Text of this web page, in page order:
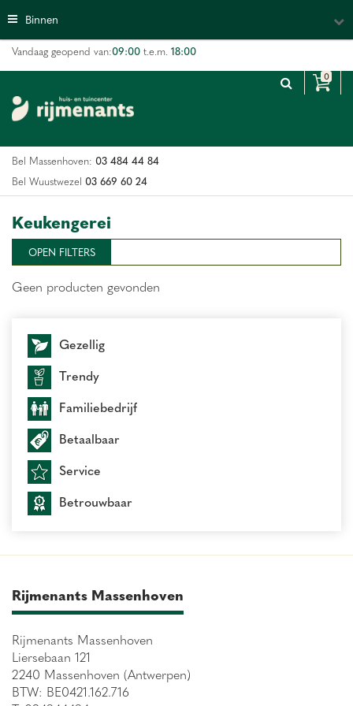
n
n
n
Binnen
Vandaag geopend van:09:00 t.e.m. 18:00
Bel Massenhoven: 03 484 44 84
Bel Wuustwezel 03 669 60 24
Keukengerei
OPEN FILTERS
Geen producten gevonden
Gezellig
Trendy
Familiebedrijf
Betaalbaar
Service
Betrouwbaar
Rijmenants Massenhoven
Rijmenants Massenhoven
Liersebaan 121
2240 Massenhoven (Antwerpen)
BTW: BE0421.162.716